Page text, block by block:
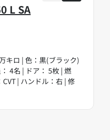
L SA
キロ | 色：黒(ブラック)
4名 | ドア： 5枚 | 燃
| ハンドル：右 | 修